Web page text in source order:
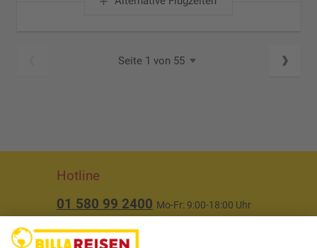
Seite 1 von 55
Hotline
01 580 99 2400 Mo-Fr: 9:00-18:00 Uhr